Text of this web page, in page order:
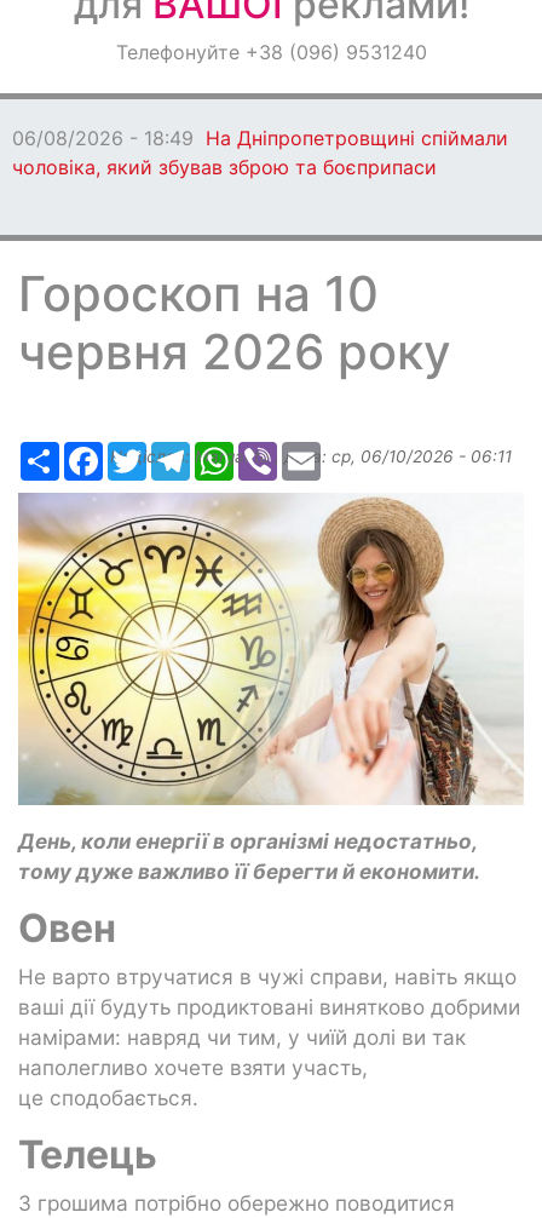
ОголошенняТелефонуйте +38 (096) 9531240
06/08/2026 - 18:49 На Дніпропетровщині спіймали
чоловіка, який збував зброю та боєприпаси
Гороскоп на 10
червня 2026 року
РесурсFacebook
TwitterTelegramWhatsApp
ViberEmail
Надіслав: Margarita, дата: ср, 06/10/2026 - 06:11
День, коли енергії в організмі недостатньо,
тому дуже важливо її берегти й економити.
Овен
Не варто втручатися в чужі справи, навіть якщо
ваші дії будуть продиктовані винятково добрими
намірами: навряд чи тим, у чиїй долі ви так
наполегливо хочете взяти участь,
це сподобається.
Телець
З грошима потрібно обережно поводитися